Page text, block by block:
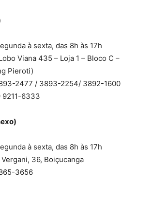
à sexta, das 8h às 17h
Viana 435 – Loja 1 – Bloco C –
Pieroti)
2477 / 3893-2254/ 3892-1600
9211-6333
à sexta, das 8h às 17h
36, Boiçucanga
3656